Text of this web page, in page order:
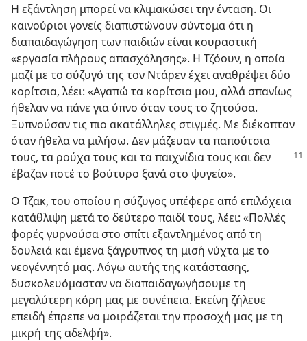
Η εξάντληση μπορεί να κλιμακώσει την ένταση. Οι
καινούριοι γονείς διαπιστώνουν σύντομα ότι η
διαπαιδαγώγηση των παιδιών είναι κουραστική
«εργασία πλήρους απασχόλησης». Η Τζόουν, η οποία
μαζί με το σύζυγό της τον Ντάρεν έχει αναθρέψει δύο
κορίτσια, λέει: «Αγαπώ τα κορίτσια μου, αλλά σπανίως
ήθελαν να πάνε για ύπνο όταν τους το ζητούσα.
Ξυπνούσαν τις πιο ακατάλληλες στιγμές. Με διέκοπταν
όταν ήθελα να μιλήσω. Δεν μάζευαν τα παπούτσια
τους, τα ρούχα τους και τα παιχνίδιατους και δεν
έβαζαν ποτέ το βούτυρο ξανά στο ψυγείο».
Ο Τζακ, του οποίου η σύζυγος υπέφερε από επιλόχεια
κατάθλιψη μετά το δεύτερο παιδί τους, λέει: «Πολλές
φορές γυρνούσα στο σπίτι εξαντλημένος από τη
δουλειά και έμενα ξάγρυπνος τη μισή νύχτα με το
νεογέννητό μας. Λόγω αυτής της κατάστασης,
δυσκολευόμασταν να διαπαιδαγωγήσουμε τη
μεγαλύτερη κόρη μας με συνέπεια. Εκείνη ζήλευε
επειδή έπρεπε να μοιράζεται την προσοχή μας με τη
μικρή της αδελφή».